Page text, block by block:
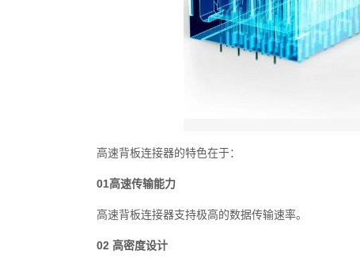
高速背板连接器的特色在于：
01高速传输能力
高速背板连接器支持极高的数据传输速率。
02 高密度设计